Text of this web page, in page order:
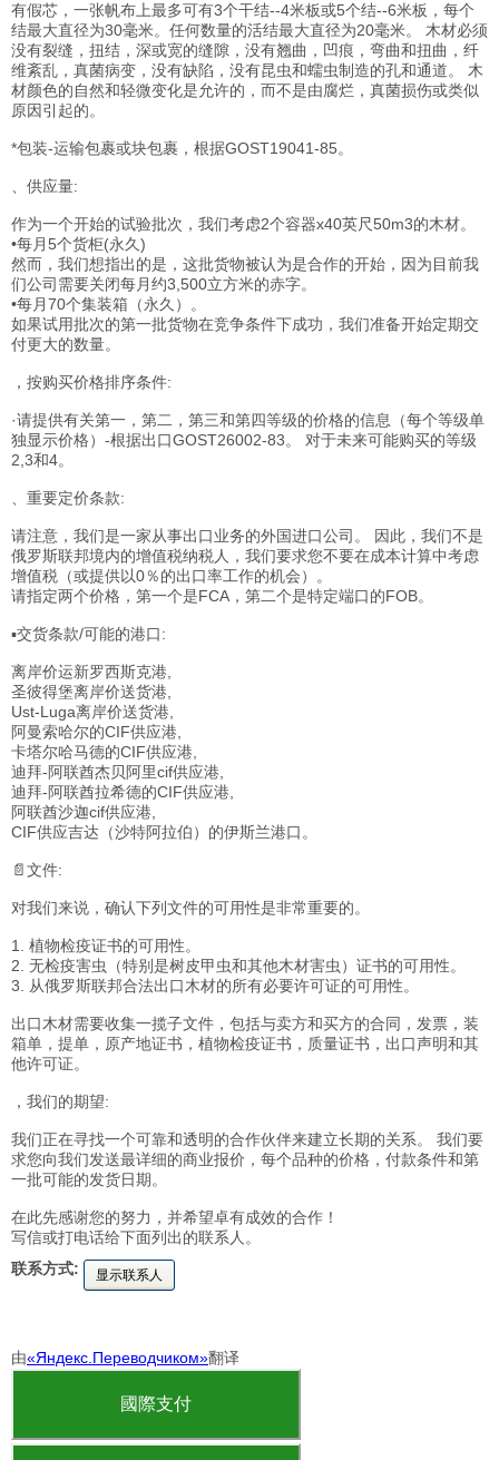
有假芯，一张帆布上最多可有3个干结--4米板或5个结--6米板，每个
结最大直径为30毫米。任何数量的活结最大直径为20毫米。 木材必须
没有裂缝，扭结，深或宽的缝隙，没有翘曲，凹痕，弯曲和扭曲，纤
维紊乱，真菌病变，没有缺陷，没有昆虫和蠕虫制造的孔和通道。 木
材颜色的自然和轻微变化是允许的，而不是由腐烂，真菌损伤或类似
原因引起的。
*包装-运输包裹或块包裹，根据GOST19041-85。
、供应量:
作为一个开始的试验批次，我们考虑2个容器x40英尺50m3的木材。
•每月5个货柜(永久)
然而，我们想指出的是，这批货物被认为是合作的开始，因为目前我
们公司需要关闭每月约3,500立方米的赤字。
•每月70个集装箱（永久）。
如果试用批次的第一批货物在竞争条件下成功，我们准备开始定期交
付更大的数量。
，按购买价格排序条件:
·请提供有关第一，第二，第三和第四等级的价格的信息（每个等级单
独显示价格）-根据出口GOST26002-83。 对于未来可能购买的等级
2,3和4。
、重要定价条款:
请注意，我们是一家从事出口业务的外国进口公司。 因此，我们不是
俄罗斯联邦境内的增值税纳税人，我们要求您不要在成本计算中考虑
增值税（或提供以0％的出口率工作的机会）。
请指定两个价格，第一个是FCA，第二个是特定端口的FOB。
▪交货条款/可能的港口:
离岸价运新罗西斯克港,
圣彼得堡离岸价送货港,
Ust-Luga离岸价送货港,
阿曼索哈尔的CIF供应港,
卡塔尔哈马德的CIF供应港,
迪拜-阿联酋杰贝阿里cif供应港,
迪拜-阿联酋拉希德的CIF供应港,
阿联酋沙迦cif供应港,
CIF供应吉达（沙特阿拉伯）的伊斯兰港口。
📄文件:
对我们来说，确认下列文件的可用性是非常重要的。
1. 植物检疫证书的可用性。
2. 无检疫害虫（特别是树皮甲虫和其他木材害虫）证书的可用性。
3. 从俄罗斯联邦合法出口木材的所有必要许可证的可用性。
出口木材需要收集一揽子文件，包括与卖方和买方的合同，发票，装
箱单，提单，原产地证书，植物检疫证书，质量证书，出口声明和其
他许可证。
，我们的期望:
我们正在寻找一个可靠和透明的合作伙伴来建立长期的关系。 我们要
求您向我们发送最详细的商业报价，每个品种的价格，付款条件和第
一批可能的发货日期。
在此先感谢您的努力，并希望卓有成效的合作！
写信或打电话给下面列出的联系人。
联系方式:
显示联系人
由«Яндекс.Переводчиком»翻译
國際支付